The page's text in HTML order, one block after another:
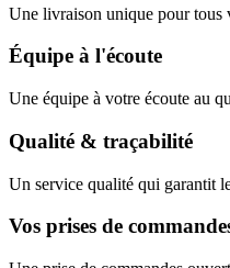
Une livraison unique pour tous
Équipe à l'écoute
Une équipe à votre écoute au
Qualité & traçabilité
Un service qualité qui garantit
Vos prises de